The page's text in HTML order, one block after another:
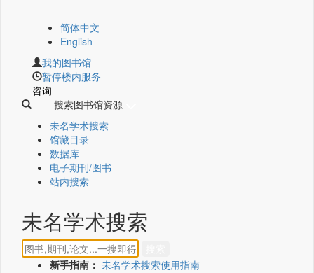
简体中文
English
我的图书馆
暂停楼内服务
咨询
搜索图书馆资源
未名学术搜索
馆藏目录
数据库
电子期刊/图书
站内搜索
未名学术搜索
新手指南： 未名学术搜索使用指南